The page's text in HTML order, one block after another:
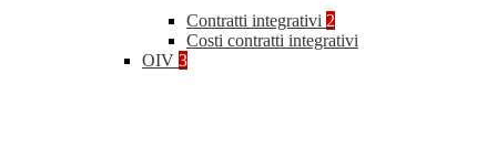
Contratti integrativi 2
Costi contratti integrativi
OIV 3